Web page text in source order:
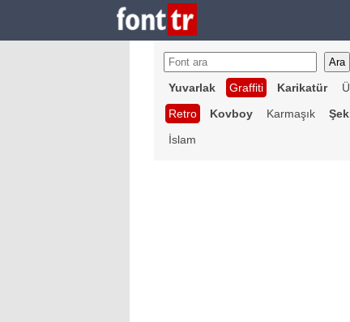
Yuvarlak
Graffiti Karikatür
Retro
Kovboy Karmaşık
İslam